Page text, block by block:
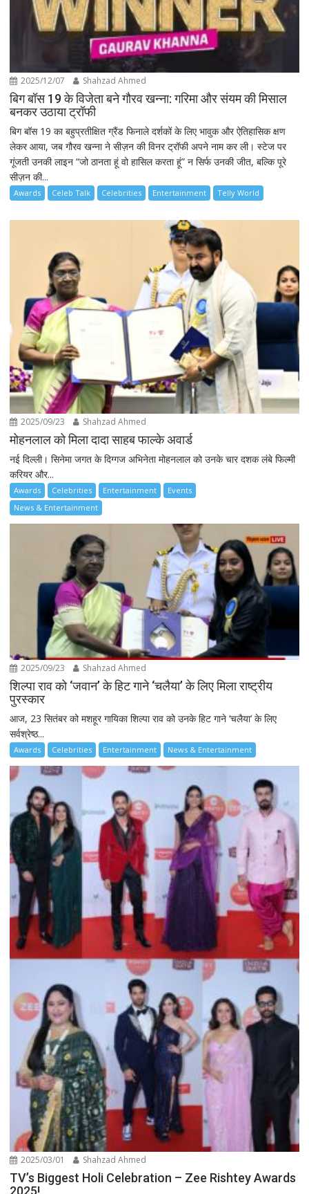
2025/12/07 Shahzad Ahmed
बिग बॉस 19 के विजेता बने गौरव खन्ना: गरिमा और संयम की मिसाल
बनकर उठाया ट्रॉफी
बिग बॉस 19 का बहुप्रतीक्षित ग्रैंड फिनाले दर्शकों के लिए भावुक और ऐतिहासिक क्षण
लेकर आया, जब गौरव खन्ना ने सीज़न की विनर ट्रॉफी अपने नाम कर ली। स्टेज पर
गूंजती उनकी लाइन “जो ठानता हूं वो हासिल करता हूं” न सिर्फ उनकी जीत, बल्कि पूरे
सीज़न की...
Awards Celeb Talk Celebrities Entertainment Telly World
2025/09/23 Shahzad Ahmed
मोहनलाल को मिला दादा साहब फाल्के अवार्ड
नई दिल्ली। सिनेमा जगत के दिग्गज अभिनेता मोहनलाल को उनके चार दशक लंबे फिल्मी
करियर और...
Awards Celebrities Entertainment
Events
News & Entertainment
2025/09/23 Shahzad Ahmed
शिल्पा राव को ‘जवान’ के हिट गाने ‘चलैया’ के लिए मिला राष्ट्रीय
पुरस्कार
आज, 23 सितंबर को मशहूर गायिका शिल्पा राव को उनके हिट गाने ‘चलैया’ के लिए
सर्वश्रेष्ठ...
Awards Celebrities Entertainment News & Entertainment
2025/03/01 Shahzad Ahmed
TV’s Biggest Holi Celebration – Zee Rishtey Awards
2025!